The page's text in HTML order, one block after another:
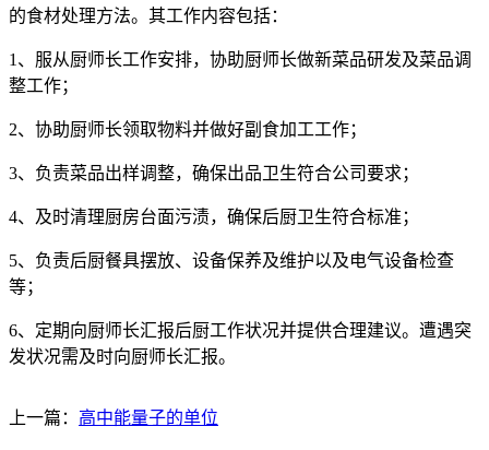
的食材处理方法。其工作内容包括：
1、服从厨师长工作安排，协助厨师长做新菜品研发及菜品调
整工作；
2、协助厨师长领取物料并做好副食加工工作；
3、负责菜品出样调整，确保出品卫生符合公司要求；
4、及时清理厨房台面污渍，确保后厨卫生符合标准；
5、负责后厨餐具摆放、设备保养及维护以及电气设备检查
等；
6、定期向厨师长汇报后厨工作状况并提供合理建议。遭遇突
发状况需及时向厨师长汇报。
上一篇： 高中能量子的单位